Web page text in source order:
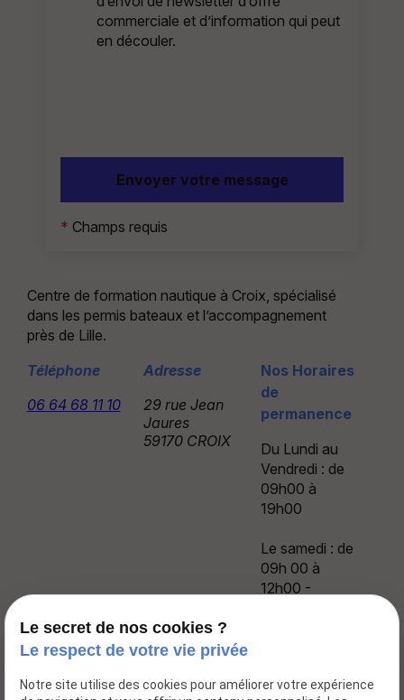
commerciale et d’information qui peut
en découler.
* Champs requis
Centre de formation nautique à Croix, spécialisé
dans les permis bateaux et l’accompagnement
près de Lille.
Téléphone
06 64 68 11 10
Adresse
29 rue Jean
Jaures
59170 CROIX
Nos Horaires
de
permanence
Du Lundi au
Vendredi : de
09h00 à
19h00
Le samedi : de
09h 00 à
12h00 -
Le secret de nos cookies ?
Le respect de votre vie privée
Notre site utilise des cookies pour améliorer votre expérience